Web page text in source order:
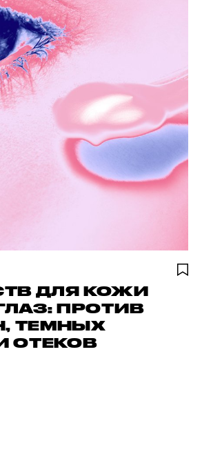
ДЛЯ КОЖИ
ПРОТИВ
ТЕМНЫХ
ОТЕКОВ